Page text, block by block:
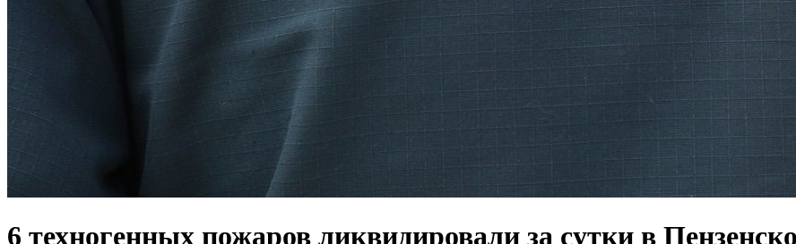
6 техногенных пожаров ликвидировали за сутки в